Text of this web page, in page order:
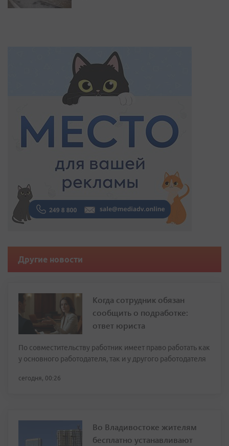
Другие новости
Когда сотрудник обязан
сообщить о подработке:
ответ юриста
По совместительству работник имеет право работать как
у основного работодателя, так и у другого работодателя
сегодня, 00:26
Во Владивостоке жителям
бесплатно устанавливают